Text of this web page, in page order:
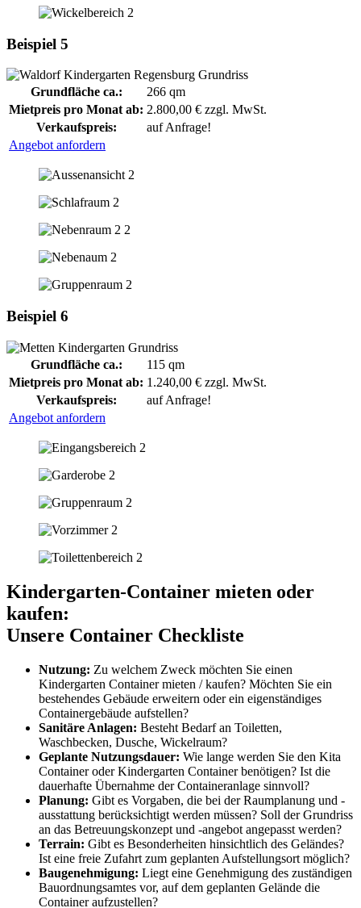
Beispiel 5
Grundfläche ca.:
266 qm
Mietpreis pro Monat ab: 2.800,00 € zzgl. MwSt.
Verkaufspreis:
auf Anfrage!
Angebot anfordern
Beispiel 6
Grundfläche ca.:
115 qm
Mietpreis pro Monat ab: 1.240,00 € zzgl. MwSt.
Verkaufspreis:
auf Anfrage!
Angebot anfordern
Kindergarten-Container mieten oder
kaufen:
Unsere Container Checkliste
Nutzung: Zu welchem Zweck möchten Sie einen
Kindergarten Container mieten / kaufen? Möchten Sie ein
bestehendes Gebäude erweitern oder ein eigenständiges
Containergebäude aufstellen?
Sanitäre Anlagen: Besteht Bedarf an Toiletten,
Waschbecken, Dusche, Wickelraum?
Geplante Nutzungsdauer: Wie lange werden Sie den Kita
Container oder Kindergarten Container benötigen? Ist die
dauerhafte Übernahme der Containeranlage sinnvoll?
Planung: Gibt es Vorgaben, die bei der Raumplanung und -
ausstattung berücksichtigt werden müssen? Soll der Grundriss
an das Betreuungskonzept und -angebot angepasst werden?
Terrain: Gibt es Besonderheiten hinsichtlich des Geländes?
Ist eine freie Zufahrt zum geplanten Aufstellungsort möglich?
Baugenehmigung: Liegt eine Genehmigung des zuständigen
Bauordnungsamtes vor, auf dem geplanten Gelände die
Container aufzustellen?